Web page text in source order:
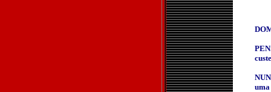
uma